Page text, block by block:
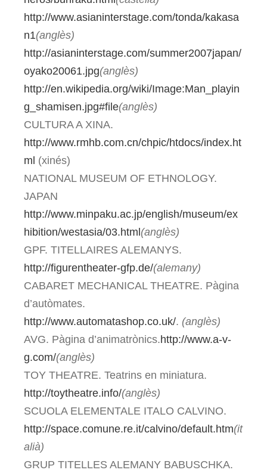
http://www.asianinterstage.com/tonda/kakasa
n1(anglès)
http://asianinterstage.com/summer2007japan/
oyako20061.jpg(anglès)
http://en.wikipedia.org/wiki/Image:Man_playin
g_shamisen.jpg#file(anglès)
CULTURA A XINA.
http://www.rmhb.com.cn/chpic/htdocs/index.ht
ml (xinés)
NATIONAL MUSEUM OF ETHNOLOGY.
JAPAN
http://www.minpaku.ac.jp/english/museum/ex
hibition/westasia/03.html (anglès)
GPF. TITELLAIRES ALEMANYS.
http://figurentheater-gfp.de/(alemany)
CABARET MECHANICAL THEATRE. Pàgina
d’autòmates.
http://www.automatashop.co.uk/. (anglès)
AVG. Pàgina d’animatrònics.http://www.a-v-
g.com/(anglès)
TOY THEATRE. Teatrins en miniatura.
http://toytheatre.info/(anglès)
SCUOLA ELEMENTALE ITALO CALVINO.
http://space.comune.re.it/calvino/default.htm(it
alià)
GRUP TITELLES ALEMANY BABUSCHKA.